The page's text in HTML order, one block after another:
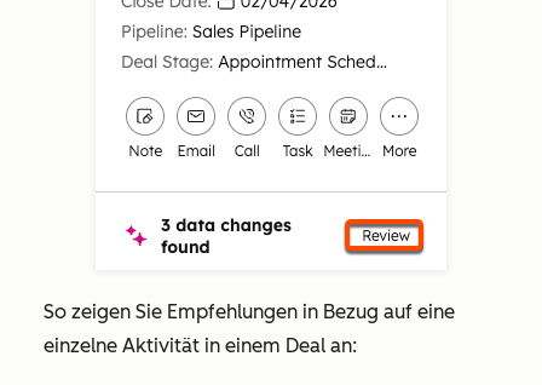
So zeigen Sie Empfehlungen in Bezug auf eine
einzelne Aktivität in einem Deal an: